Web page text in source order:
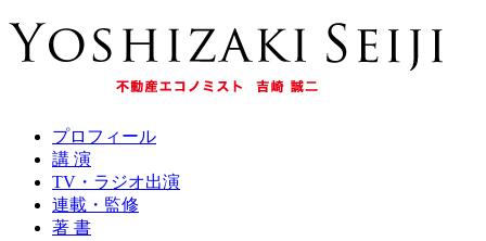
プロフィール
講 演
TV・ラジオ出演
連載・監修
著 書